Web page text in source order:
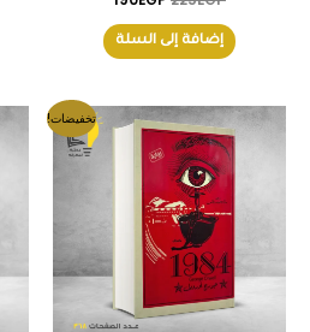
إضافة إلى السلة
تخفيضات!
السعر
الأصلي
هو:
300EGP.
السعر
الحالي